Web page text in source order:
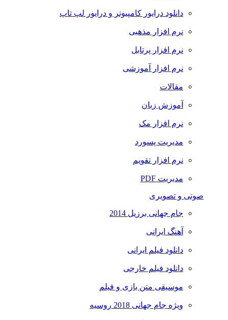
دانلود درایور کامپیوتر و درایور لپ تاپ
نرم افزار مذهبی
نرم افزار پرتابل
نرم افزار آموزشی
مقالات
آموزش زبان
نرم افزار مک
مدیریت پسورد
نرم افزار تقویم
مدیریت PDF
صوتی و تصویری
جام جهانی برزیل 2014
آهنگ ایرانی
دانلود فیلم ایرانی
دانلود فیلم خارجی
موسیقی متن بازی و فیلم
ویژه جام جهانی 2018 روسیه